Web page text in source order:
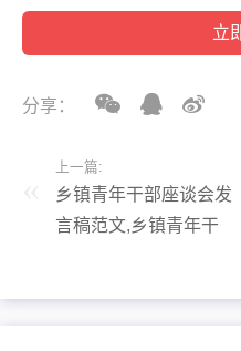
分享：
上一篇:
乡镇青年干部座谈会发
言稿范文,乡镇青年干